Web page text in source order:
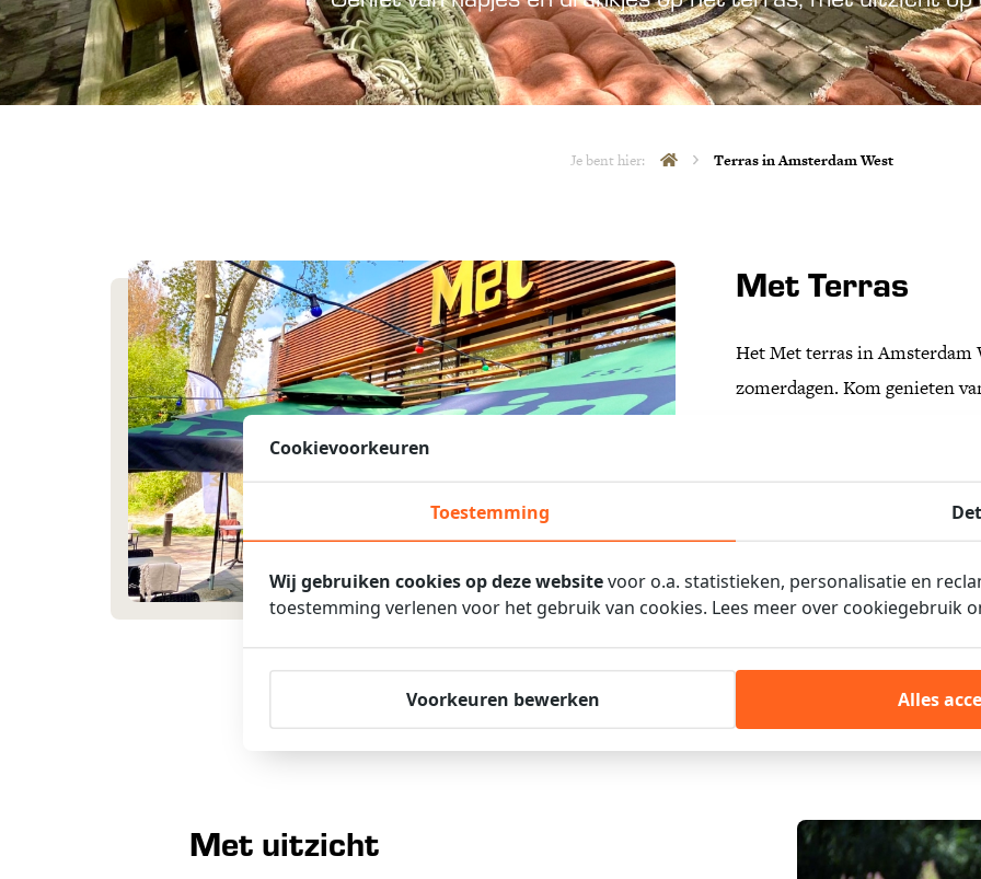
Je bent hier: Terras in Amsterdam West
Met Terras
Het Met terras in Amsterdam
zomerdagen. Kom genieten
Amsterdam West, bieden wij
onze comfortabele lounge
onze uitgebreide drankkaart
uit onze gevarieerde kaart
keuken te bieden heeft.
DIRECT RESERVEREN
Met uitzicht
Cookievoorkeuren
Toestemming
Wij gebruiken cookies op deze websitevoor o.a. statistieken, personalisatie en
toestemming verlenen voor het gebruik van cookies. Lees meer over cookiegebruik
Voorkeuren bewerken Alles